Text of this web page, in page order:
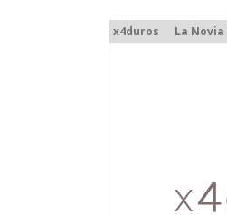
x4duros La